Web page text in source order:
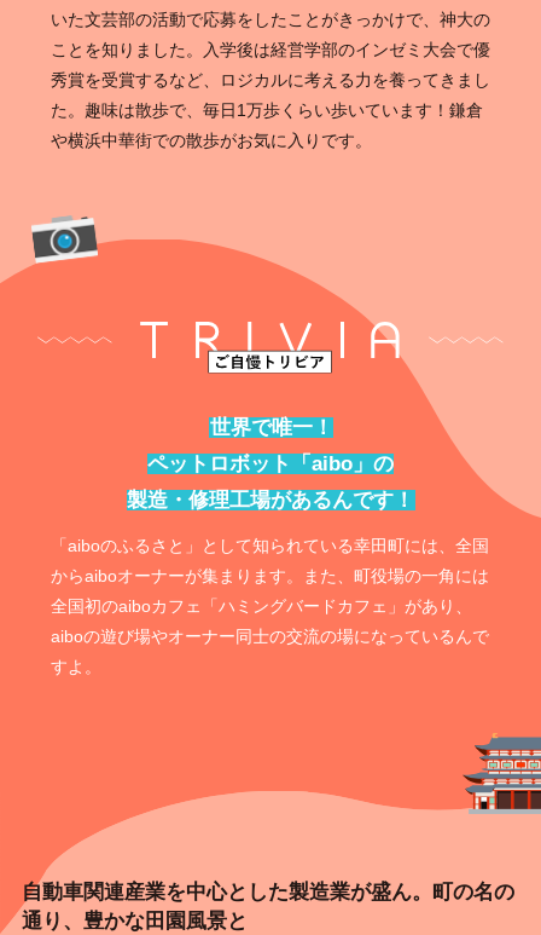
いた文芸部の活動で応募をしたことがきっかけで、神大の
ことを知りました。入学後は経営学部のインゼミ大会で優
秀賞を受賞するなど、ロジカルに考える力を養ってきまし
た。趣味は散歩で、毎日1万歩くらい歩いています！鎌倉
や横浜中華街での散歩がお気に入りです。
世界で唯一！
ペットロボット「aibo」の
製造・修理工場があるんです！
「aiboのふるさと」として知られている幸田町には、全国
からaiboオーナーが集まります。また、町役場の一角には
全国初のaiboカフェ「ハミングバードカフェ」があり、
aiboの遊び場やオーナー同士の交流の場になっているんで
すよ。
自動車関連産業を中心とした製造業が盛ん。町の名の
通り、豊かな田園風景と